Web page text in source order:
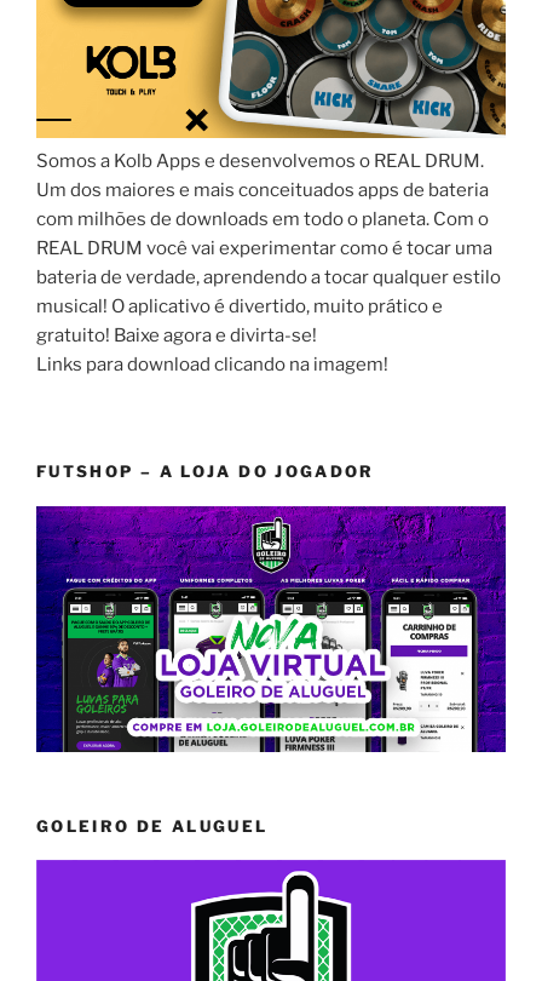
Somos a Kolb Apps e desenvolvemos o REAL DRUM.
Um dos maiores e mais conceituados apps de bateria
com milhões de downloads em todo o planeta. Com o
REAL DRUM você vai experimentar como é tocar uma
bateria de verdade, aprendendo a tocar qualquer estilo
musical! O aplicativo é divertido, muito prático e
gratuito! Baixe agora e divirta-se!
Links para download clicando na imagem!
FUTSHOP – A LOJA DO JOGADOR
GOLEIRO DE ALUGUEL